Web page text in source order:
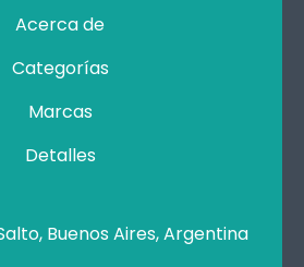
Acerca de
Categorías
Marcas
Detalles
Buenos Aires, Argentina